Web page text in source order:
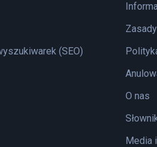
(SEO)
O nas
Media